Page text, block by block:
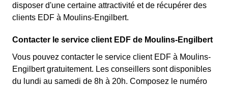
disposer d'une certaine attractivité et de récupérer des
clients EDF à Moulins-Engilbert.
Contacter le service client EDF de Moulins-Engilbert
Vous pouvez contacter le service client EDF à Moulins-
Engilbert gratuitement. Les conseillers sont disponibles
du lundi au samedi de 8h à 20h. Composez le numéro